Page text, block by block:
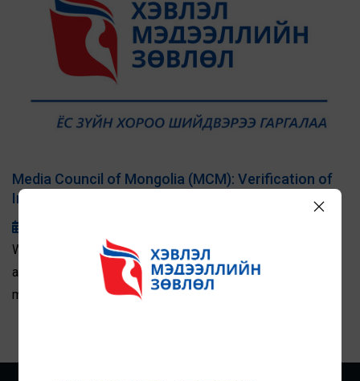
Media Council of Mongolia (MCM): Verification of
Information is the Core Duty of Journalism
While protecting the interests of citizens, providing
accurate and factual information is the primary duty of
media outlets, the Media Council of Mongolia reminded.
and discussed four complaints.